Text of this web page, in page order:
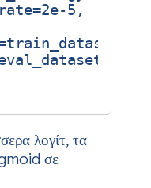
=2e-5 ,
train_dataset
λογίτ, τα
σε